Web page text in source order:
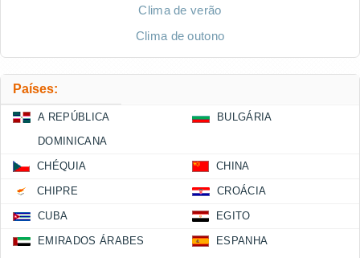
Clima de verão
Clima de outono
Países:
A REPÚBLICA
DOMINICANA
BULGÁRIA
CHÉQUIA CHINA
CHIPRE CROÁCIA
CUBA EGITO
EMIRADOS ÁRABES
ESPANHA